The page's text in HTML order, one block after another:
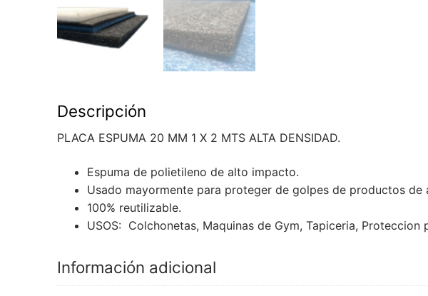
Descripción
PLACA ESPUMA 20 MM 1 X 2 MTS ALTA DENSIDAD.
Espuma de polietileno de alto impacto.
Usado mayormente para proteger de golpes de productos
100% reutilizable.
USOS: Colchonetas, Maquinas de Gym, Tapiceria, Proteccion
Información adicional